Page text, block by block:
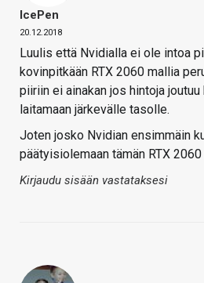
IcePen
20.12.2018
Luulis että Nvidialla ei ole intoa
kovinpitkään RTX 2060 mallia
piiriin ei ainakan jos hintoja
laitamaan järkevälle tasolle.
Joten josko Nvidian ensimmäin
päätyisiolemaan tämän RTX
Kirjaudu sisään vastataksesi